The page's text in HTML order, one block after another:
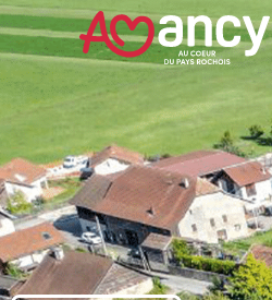
principal